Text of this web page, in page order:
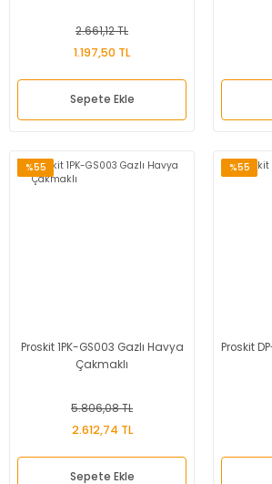
2.661,12 TL
1.197,50 TL
Sepete Ekle
%55
Proskit 1PK-GS003 Gazlı Havya
Çakmaklı
5.806,08 TL
2.612,74 TL
Sepete Ekle
%55
Proskit